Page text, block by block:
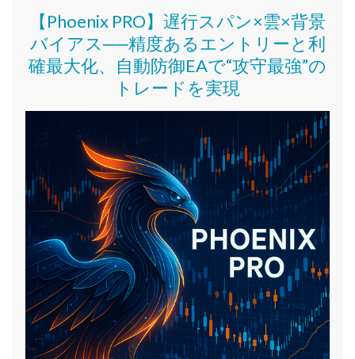
【Phoenix PRO】遅行スパン×雲×背景
バイアス──精度あるエントリーと利
確最大化、自動防御EAで“攻守最強”の
トレードを実現